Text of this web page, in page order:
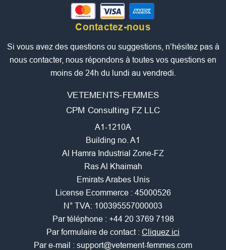
Contactez-nous
Si vous avez des questions ou suggestions, n’hésitez pas à
nous contacter, nous répondons à toutes vos questions en
moins de 24h du lundi au vendredi.
VETEMENTS-FEMMES
CPM Consulting FZ LLC
A1-1210A
Building no. A1
Al Hamra Industrial Zone-FZ
Ras Al Khaimah
Emirats Arabes Unis
License Ecommerce : 45000526
N° TVA: 100395557000003
Par téléphone : +44 20 3769 7198
Par formulaire de contact : Cliquez ici
Par e-mail : support@vetement-femmes.com